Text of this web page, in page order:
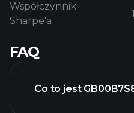
Współczynnik
Sharpe'a
FAQ
Co to jest